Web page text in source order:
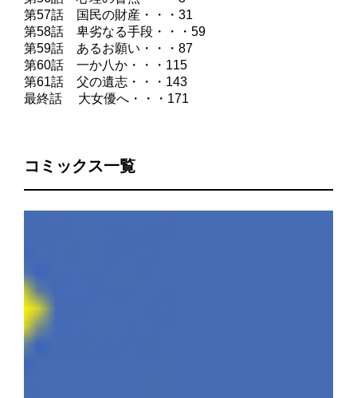
第57話 国民の財産・・・31
第58話 卑劣なる手段・・・59
第59話 あるお願い・・・87
第60話 一か八か・・・115
第61話 父の遺志・・・143
最終話 大女優へ・・・171
コミックス一覧